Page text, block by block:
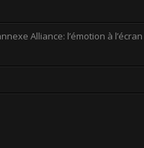
Alliance: l’émotion à l’écran